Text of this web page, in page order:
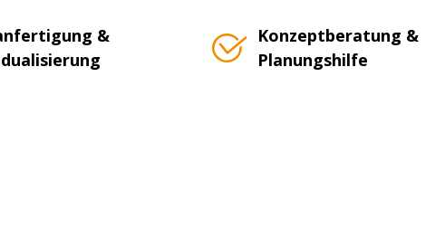
&
Konzeptberatung &
Planungshilfe